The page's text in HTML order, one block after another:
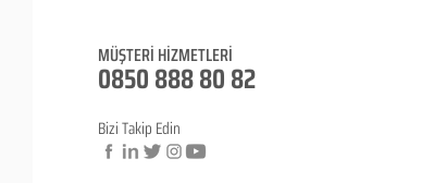
MÜŞTERİ HİZMETLERİ
0850 888 80 82
Bizi Takip Edin